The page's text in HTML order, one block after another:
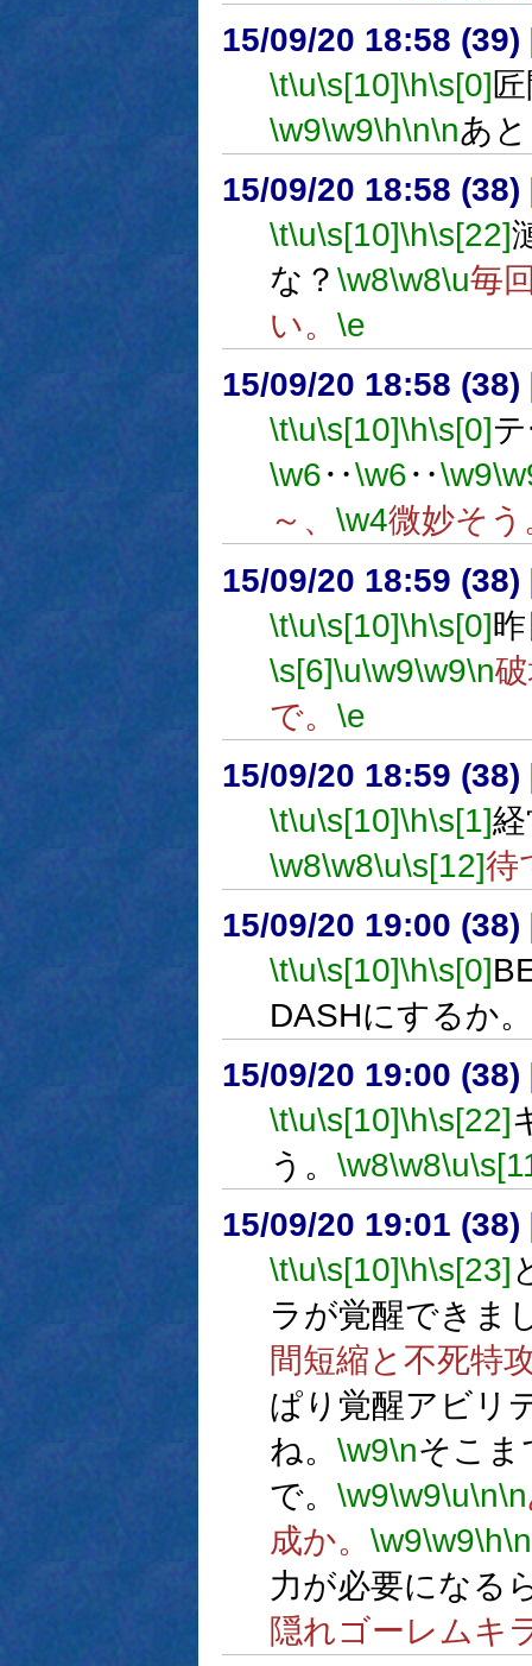
15/09/20 18:58 (39)
\t\u\s[10]\h\s[0]
\w9\w9\h\n\nあ
15/09/20 18:58 (38)
\t\u\s[10]\h\s[22]
な？ \w8\w8\u毎
い。 \e
15/09/20 18:58 (38)
\t\u\s[10]\h\s[0]
\w6‥\w6‥\w9
～、 \w4微妙そう
15/09/20 18:59 (38)
\t\u\s[10]\h\s[0]
\s[6]\u\w9\w9\n
で。 \e
15/09/20 18:59 (38)
\t\u\s[10]\h\s[1]
\w8\w8\u\s[12]待
15/09/20 19:00 (38)
\t\u\s[10]\h\s[0]
DASHにするか。
15/09/20 19:00 (38)
\t\u\s[10]\h\s[22]
う。 \w8\w8\u
15/09/20 19:01 (38)
\t\u\s[10]\h\s[23]
ラが覚醒できま
間短縮と不死特
ぱり覚醒アビリ
ね。 \w9\nそこま
で。 \w9\w9\u\n\n
成か。 \w9\w9\h\n
力が必要になる
隠れゴーレムキ